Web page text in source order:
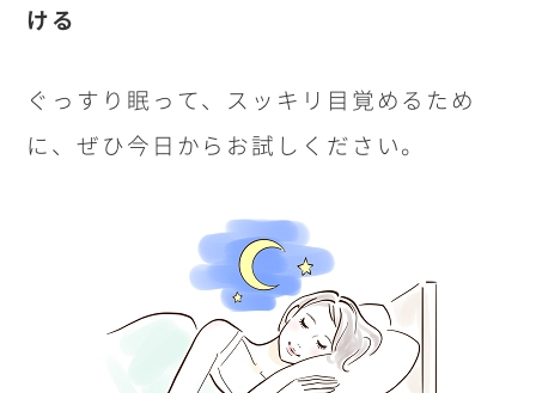
ける
ぐっすり眠って、スッキリ目覚めるため
に、ぜひ今日からお試しください。